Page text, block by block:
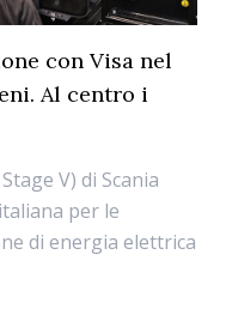
con Visa nel
Al centro i
V) di Scania
per le
di energia elettrica